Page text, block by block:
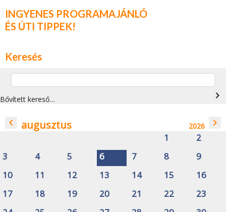
INGYENES PROGRAMAJÁNLÓ
ÉS ÚTI TIPPEK!
Keresés
Bővített kereső… navigate_next
navigate_before augusztus 2026 navigate_next
1
2
3
4 5 6 7 8
9
10
11 12 13 14 15
16
17
18 19 20 21 22
23